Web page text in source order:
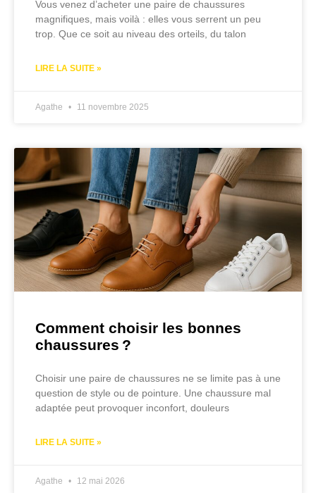
Vous venez d’acheter une paire de chaussures
magnifiques, mais voilà : elles vous serrent un peu
trop. Que ce soit au niveau des orteils, du talon
LIRE LA SUITE »
Agathe 11 novembre 2025
Comment choisir les bonnes
chaussures ?
Choisir une paire de chaussures ne se limite pas à une
question de style ou de pointure. Une chaussure mal
adaptée peut provoquer inconfort, douleurs
LIRE LA SUITE »
Agathe 12 mai 2026